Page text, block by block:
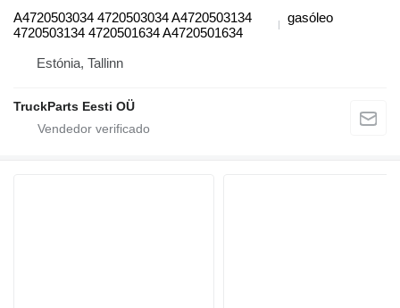
A4720503034 4720503034 A4720503134
4720503134 4720501634 A4720501634
gasóleo
Estónia, Tallinn
TruckParts Eesti OÜ